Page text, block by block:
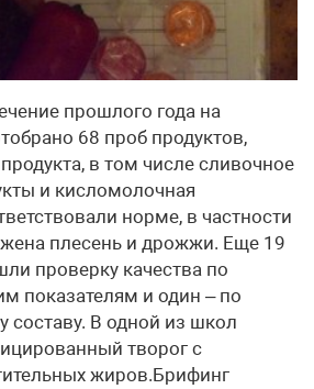
прошлого года на
68 проб продуктов,
в том числе сливочное
и кисломолочная
норме, в частности
плесень и дрожжи. Еще 19
проверку качества по
показателям и один – по
составу. В одной из школ
творог с
жиров.Брифинг